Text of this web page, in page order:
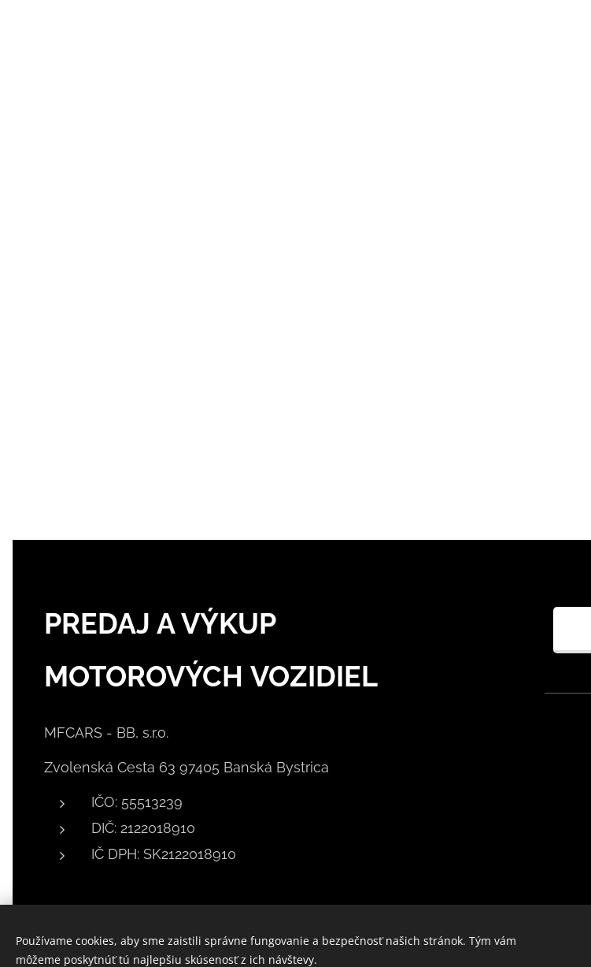
PREDAJ A VÝKUP
MOTOROVÝCH VOZIDIEL
MFCARS - BB, s.r.o.
Zvolenská Cesta 63 97405 Banská Bystrica
IČO: 55513239
DIČ: 2122018910
IČ DPH: SK2122018910
Používame cookies, aby sme zaistili správne fungovanie a bezpečnosť našich stránok. Tým vám
môžeme poskytnúť tú najlepšiu skúsenosť z ich návštevy.